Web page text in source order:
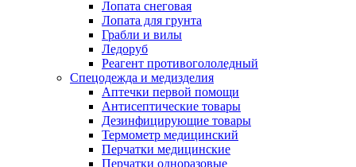
Лопата снеговая
Лопата для грунта
Грабли и вилы
Ледоруб
Реагент противогололедный
Спецодежда и медизделия
Аптечки первой помощи
Антисептические товары
Дезинфицирующие товары
Термометр медицинский
Перчатки медицинские
Перчатки одноразовые